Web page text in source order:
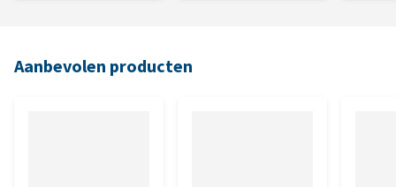
Aanbevolen producten